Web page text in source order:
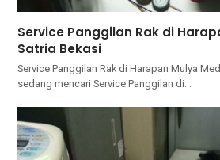
Service Panggilan Rak di
Satria Bekasi
Service Panggilan Rak di Harapan Mulya
ѕеdаng mencari Service Panggilan dі…